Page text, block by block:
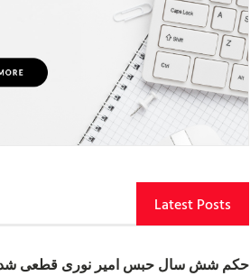
Latest Posts
حکم شش سال حبس امیر نوری قطعی